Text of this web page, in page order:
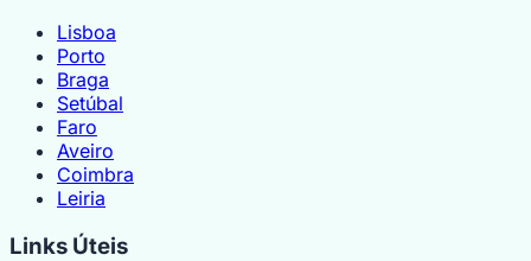
Lisboa
Porto
Braga
Setúbal
Faro
Aveiro
Coimbra
Leiria
Links Úteis